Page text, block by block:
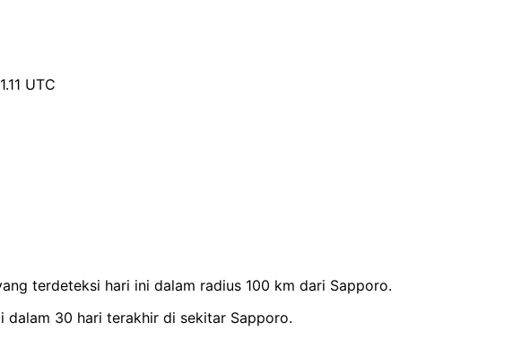
UTC
terdeteksi hari ini dalam radius 100 km dari Sapporo.
30 hari terakhir di sekitar Sapporo.